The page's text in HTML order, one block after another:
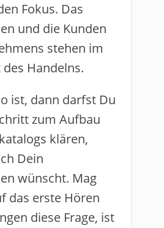
Fokus. Das
und die Kunden
stehen im
Handelns.
ist, dann darfst Du
zum Aufbau
klären,
Dein
wünscht. Mag
das erste Hören
diese Frage, ist